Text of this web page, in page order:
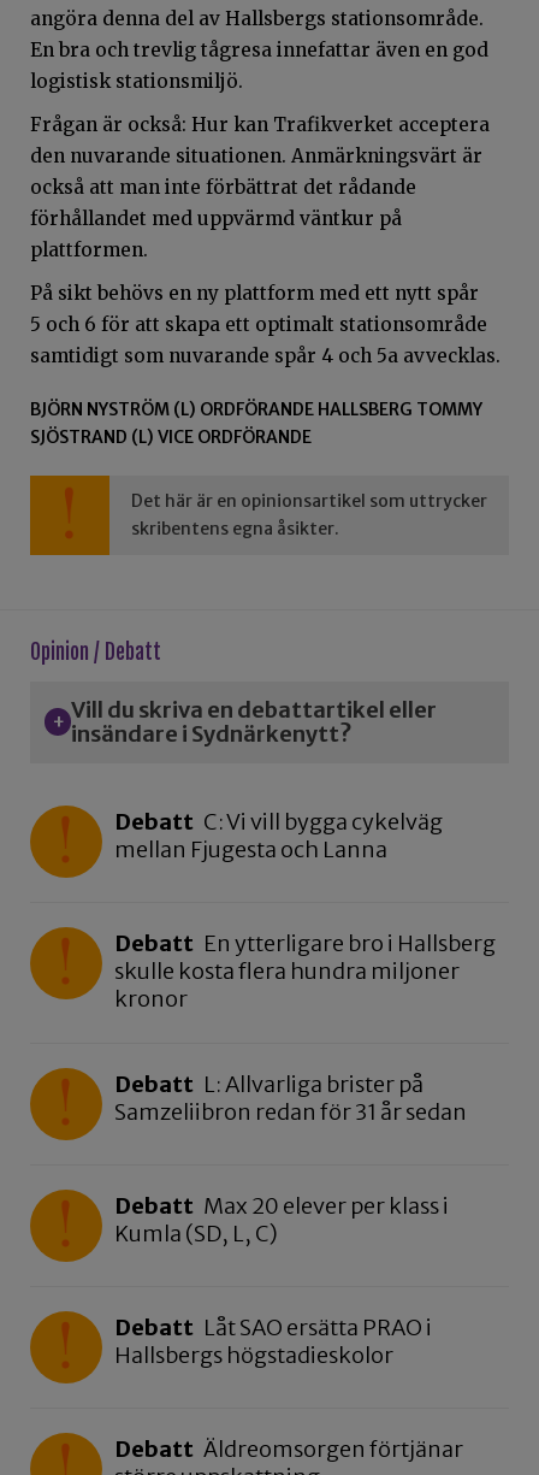
angöra denna del av Hallsbergs stationsområde.
En bra och trevlig tågresa innefattar även en god
logistisk stationsmiljö.
Frågan är också: Hur kan Trafikverket acceptera
den nuvarande situationen. Anmärkningsvärt är
också att man inte förbättrat det rådande
förhållandet med uppvärmd väntkur på
plattformen.
På sikt behövs en ny plattform med ett nytt spår
5 och 6 för att skapa ett optimalt stationsområde
samtidigt som nuvarande spår 4 och 5a avvecklas.
BJÖRN NYSTRÖM (L) ORDFÖRANDE HALLSBERG TOMMY
SJÖSTRAND (L) VICE ORDFÖRANDE
Det här är en opinionsartikel som uttrycker
skribentens egna åsikter.
Opinion / Debatt
Vill du skriva en debattartikel eller
insändare i Sydnärkenytt?
Debatt C: Vi vill bygga cykelväg
mellan Fjugesta och Lanna
Debatt En ytterligare bro i Hallsberg
skulle kosta flera hundra miljoner
kronor
Debatt L: Allvarliga brister på
Samzeliibron redan för 31 år sedan
Debatt Max 20 elever per klass i
Kumla (SD, L, C)
Debatt Låt SAO ersätta PRAO i
Hallsbergs högstadieskolor
Debatt Äldreomsorgen förtjänar